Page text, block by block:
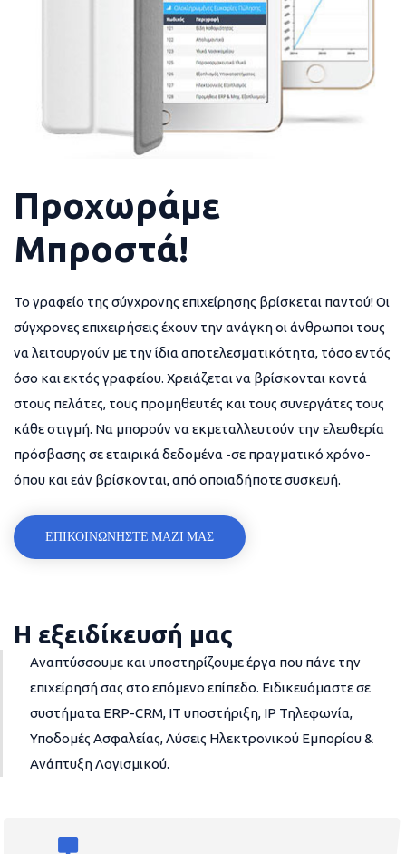
Προχωράμε
Μπροστά!
Το γραφείο της σύγχρονης επιχείρησης βρίσκεται παντού! Οι
σύγχρονες επιχειρήσεις έχουν την ανάγκη οι άνθρωποι τους
να λειτουργούν με την ίδια αποτελεσματικότητα, τόσο εντός
όσο και εκτός γραφείου. Χρειάζεται να βρίσκονται κοντά
στους πελάτες, τους προμηθευτές και τους συνεργάτες τους
κάθε στιγμή. Να μπορούν να εκμεταλλευτούν την ελευθερία
πρόσβασης σε εταιρικά δεδομένα -σε πραγματικό χρόνο-
όπου και εάν βρίσκονται, από οποιαδήποτε συσκευή.
ΕΠΙΚΟΙΝΩΝΗΣΤΕ ΜΑΖΙ ΜΑΣ
Η εξειδίκευσή μας
Αναπτύσσουμε και υποστηρίζουμε έργα που πάνε την
επιχείρησή σας στο επόμενο επίπεδο. Ειδικευόμαστε σε
συστήματα ERP-CRM, IT υποστήριξη, IP Τηλεφωνία,
Υποδομές Ασφαλείας, Λύσεις Ηλεκτρονικού Εμπορίου &
Ανάπτυξη Λογισμικού.